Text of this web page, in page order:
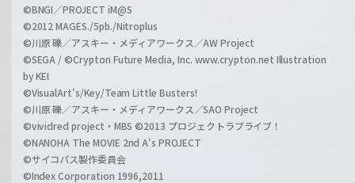
©BNGI／PROJECT iM@S
©2012 MAGES./5pb./Nitroplus
©川原 礫／アスキー・メディアワークス／AW Project
©SEGA / ©Crypton Future Media, Inc. www.crypton.net Illustration
by KEI
©VisualArt's/Key/Team Little Busters!
©川原 礫／アスキー・メディアワークス／SAO Project
©vividred project・MBS ©2013 プロジェクトラブライブ！
©NANOHA The MOVIE 2nd A's PROJECT
©サイコパス製作委員会
©Index Corporation 1996,2011